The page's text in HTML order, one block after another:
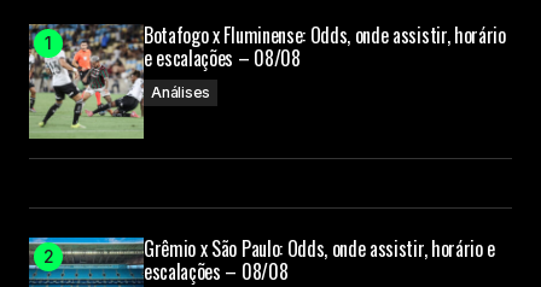
Botafogo x Fluminense: Odds, onde assistir, horário
e escalações – 08/08
Análises
Grêmio x São Paulo: Odds, onde assistir, horário e
escalações – 08/08